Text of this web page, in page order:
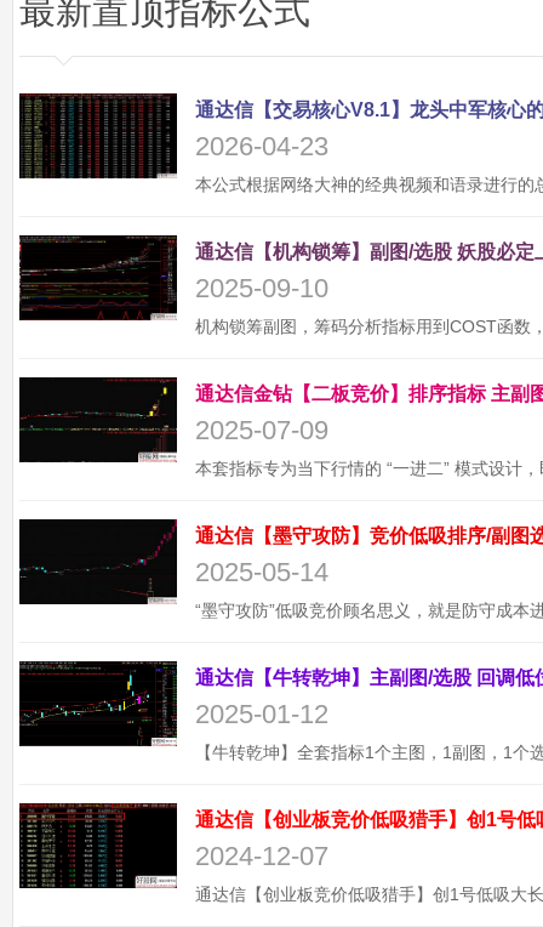
最新置顶指标公式
2026-04-23
2025-09-10
2025-07-09
2025-05-14
2025-01-12
通达信【创业板竞价低吸猎手】创1号
2024-12-07